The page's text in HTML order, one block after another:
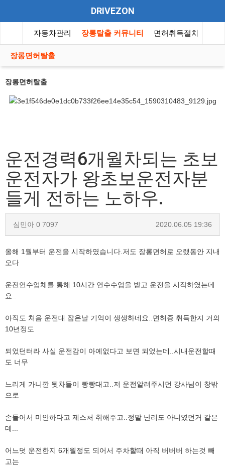
DRIVEZON
자동차관리 장롱탈출 커뮤니티 면허취득절차
장롱면허탈출
장롱면허탈출
운전경력6개월차되는 초보
운전자가 왕초보운전자분
들게 전하는 노하우.
심민아 0 7097 2020.06.05 19:36
올해 1월부터 운전을 시작하였습니다.저도 장롱면허로 오랬동안 지내
오다
운전연수업체를 통해 10시간 연수수업을 받고 운전을 시작하였는데
요..
아직도 처음 운전대 잡은날 기억이 생생하네요..면허증 취득한지 거의
10년정도
되었던터라 사실 운전감이 아예없다고 보면 되었는데..시내운전할때
도 너무
느리게 가니깐 뒷차들이 빵빵대고..저 운전알려주시던 강사님이 창밖
으로
손들어서 미안하다고 제스처 취해주고..정말 난리도 아니였던거 같은
데...
어느덧 운전한지 6개월정도 되어서 주차할때 아직 버버버 하는것 빼
고는